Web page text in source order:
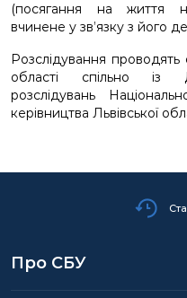
(посягання на життя
вчинене у зв’язку з його
Розслідування проводять
області спільно із
розслідувань
керівництва Львівської
Про СБУ